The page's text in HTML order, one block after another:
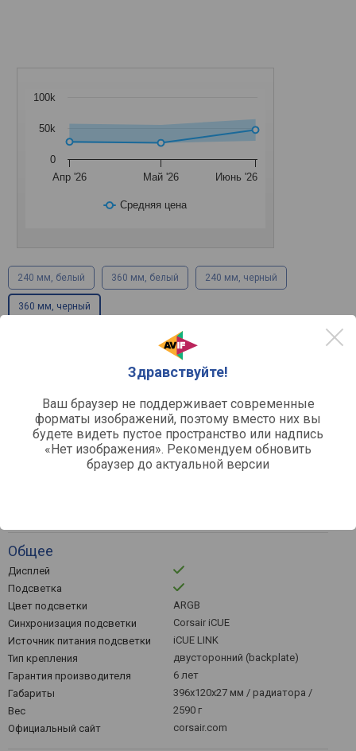
Здравствуйте!
Ваш браузер не поддерживает современные
форматы изображений, поэтому вместо них вы
будете видеть пустое пространство или надпись
«Нет изображения». Рекомендуем обновить
браузер до актуальной версии
Средняя цена
Апр '26 Май '26 Июнь '26
0
50k
100k
240 мм, белый 360 мм, белый 240 мм, черный
360 мм, черный
водяное охлаждение
Радиатор
Материал радиатора
алюминий
Общее
Дисплей
Подсветка
Цвет подсветки
ARGB
Синхронизация подсветки
Corsair iCUE
Источник питания подсветки
iCUE LINK
Тип крепления
двусторонний (backplate)
Гарантия производителя
6 лет
Габариты
396x120x27 мм / радиатора /
Вес
2590 г
Официальный сайт
corsair.com